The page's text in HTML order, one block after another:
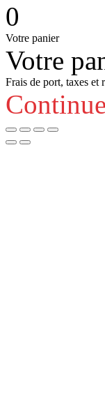
0
Votre panier
Votre
Frais de port, taxes et